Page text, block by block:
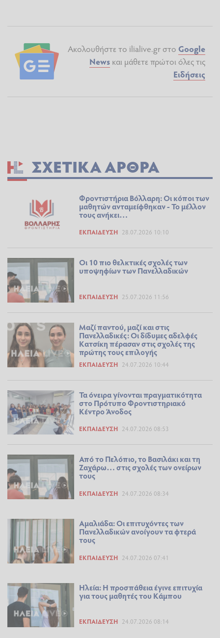
Ακολουθήστε το ilialive.gr στο Google
News και μάθετε πρώτοι όλες τις
Ειδήσεις
ΣΧΕΤΙΚΆ ΆΡΘΡΑ
Φροντιστήρια Βόλλαρη: Οι κόποι των
μαθητών ανταμείφθηκαν - Το μέλλον
τους ανήκει…
ΕΚΠΑΊΔΕΥΣΗ 28.07.2026 10:10
Οι 10 πιο θελκτικές σχολές των
υποψηφίων των Πανελλαδικών
ΕΚΠΑΊΔΕΥΣΗ 25.07.2026 11:56
Μαζί παντού, μαζί και στις
Πανελλαδικές: Οι δίδυμες αδελφές
Κατσίκη πέρασαν στις σχολές της
πρώτης τους επιλογής
ΕΚΠΑΊΔΕΥΣΗ 24.07.2026 10:44
Τα όνειρα γίνονται πραγματικότητα
στο Πρότυπο Φροντιστηριακό
Κέντρο Άνοδος
ΕΚΠΑΊΔΕΥΣΗ 24.07.2026 08:53
Από το Πελόπιο, το Βασιλάκι και τη
Ζαχάρω… στις σχολές των ονείρων
τους
ΕΚΠΑΊΔΕΥΣΗ 24.07.2026 08:34
Αμαλιάδα: Οι επιτυχόντες των
Πανελλαδικών ανοίγουν τα φτερά
τους
ΕΚΠΑΊΔΕΥΣΗ 24.07.2026 07:41
Ηλεία: Η προσπάθεια έγινε επιτυχία
για τους μαθητές του Κάμπου
ΕΚΠΑΊΔΕΥΣΗ 24.07.2026 08:14